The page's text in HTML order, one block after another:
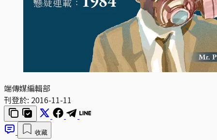
端傳媒編輯部
刊登於: 2016-11-11
收藏